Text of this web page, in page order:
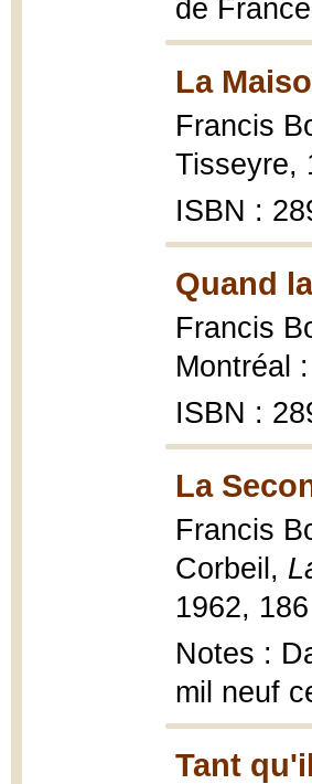
de
La
Francis
Tisseyre,
ISBN :
Quand
Francis
Montréal
ISBN :
La
Francis
Corbeil,
1962,
Notes :
mil neuf
Tant